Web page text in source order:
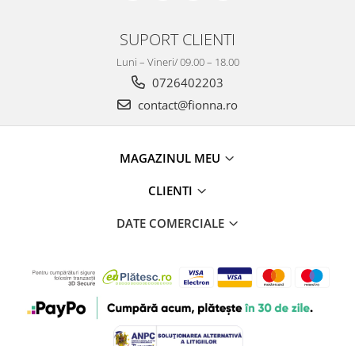
SUPORT CLIENTI
Luni – Vineri/ 09.00 – 18.00
0726402203
contact@fionna.ro
MAGAZINUL MEU
CLIENTI
DATE COMERCIALE